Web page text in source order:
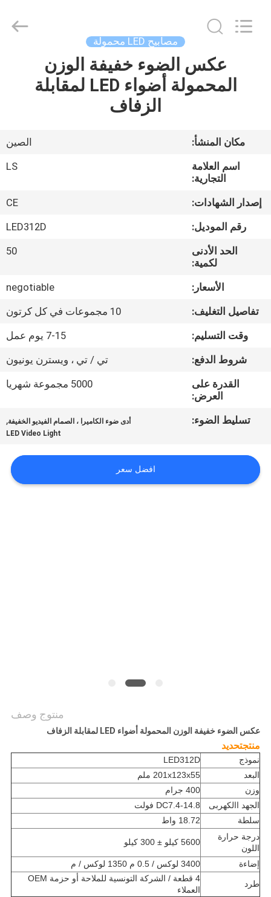
أشرطة
معلومات
في
المعمل
مراقبة
الجودة
اتصل
أخبار
Television
Equipment
مصابيح LED محمولة
عكس الضوء خفيفة الوزن
المحمولة أضواء LED لمقابلة
الزفاف
مكان المنشأ:
الصين
اسم العلامة
التجارية:
LS
إصدار الشهادات:
CE
رقم الموديل:
LED312D
الحد الأدنى
لكمية:
50
الأسعار:
negotiable
تفاصيل التغليف:
10 مجموعات في كل كرتون
وقت التسليم:
7-15 يوم عمل
شروط الدفع:
تي / تي ، ويسترن يونيون
القدرة على
العرض:
5000 مجموعة شهريا
تسليط الضوء: أدى ضوء الكاميرا ، الصمام الفيديو الخفيفة,
LED Video Light
افضل سعر
منتوج وصف
عكس الضوء خفيفة الوزن المحمولة أضواء LED لمقابلة الزفاف
منتجتحديد
نموذج
LED312D
البعد
201x123x55 ملم
وزن
400 جرام
الجهد االكهربى
DC7.4-14.8 فولت
سلطة
18.72 واط
درجة حرارة
اللون
5600 كيلو ± 300 كيلو
إضاءة 3400 لوكس / 0.5 م 1350 لوكس / م
طرد
4 قطعة / الشركة التونسية للملاحة أو حزمة OEM
العملاء